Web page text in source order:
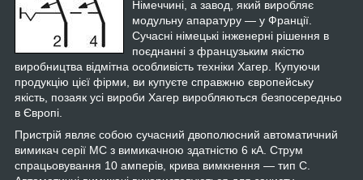
Німеччині, а завод, який виробляє
модульну апаратуру — у Франції.
Сучасні німецькі інженерні рішення в
поєднанні з французьким якістю
виробництва відмітна особливість техніки Хагер. Купуючи
продукцію цієї фірми, ви купуєте справжню європейську
якість, позаяк усі вироби Хагер виробляються безпосередньо
в Європі.
Пристрій являє собою сучасний двополюсний автоматичний
вимикач серії MC з вимикачною здатністю 6 кА. Струм
спрацьовування 10 амперів, крива вимкнення — тип C.